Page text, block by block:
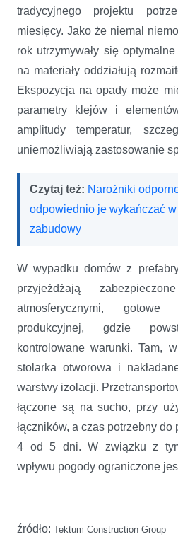
tradycyjnego projektu
miesięcy. Jako że niemal
rok utrzymywały się
na materiały oddziałują
Ekspozycja na opady może
parametry klejów i
amplitudy temperatur,
uniemożliwiają zastosowanie
Czytaj też: Narożniki
odpowiednio je wykańczać
zabudowy
W wypadku domów z
przyjeżdżają
atmosferycznymi,
produkcyjnej, gdzie
kontrolowane warunki. Tam,
stolarka otworowa i
warstwy izolacji.
łączone są na sucho, przy
łączników, a czas potrzebny
4 od 5 dni. W związku z
wpływu pogody ograniczone
źródło: Tektum Construction Group